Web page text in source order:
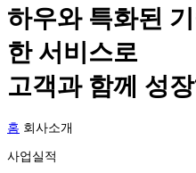
하우와 특화된
한 서비스로
고객과 함께 성
홈 회사소개
사업실적